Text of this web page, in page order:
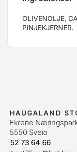
OLIVENOLJE,
PINJEKJERNER.
HAUGALAND
Ekrene
5550 Sveio
52 73 64 66